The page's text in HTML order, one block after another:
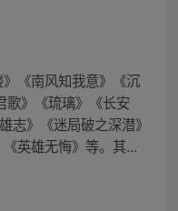
《南风知我意》《沉
歌》《琉璃》《长安
志》《迷局破之深潜》
英雄无悔》等。其...